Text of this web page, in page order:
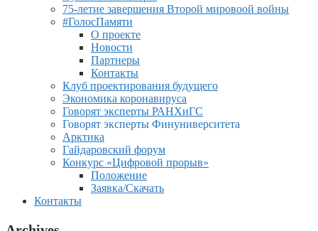
75-летие завершения Второй мировоой войны
#ГолосПамяти
О проекте
Новости
Партнеры
Контакты
Клуб проектирования будущего
Экономика коронавируса
Говорят эксперты РАНХиГС
Говорят эксперты Финуниверситета
Арктика
Гайдаровский форум
Конкурс «Цифровой прорыв»
Положение
Заявка/Скачать
Контакты